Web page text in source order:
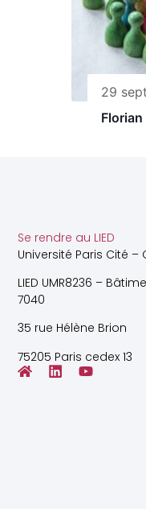
29
Se rendre au LIED
Université Paris Cité –
LIED UMR8236 –
7040
35 rue Hélène Brion
75205 Paris cedex 13